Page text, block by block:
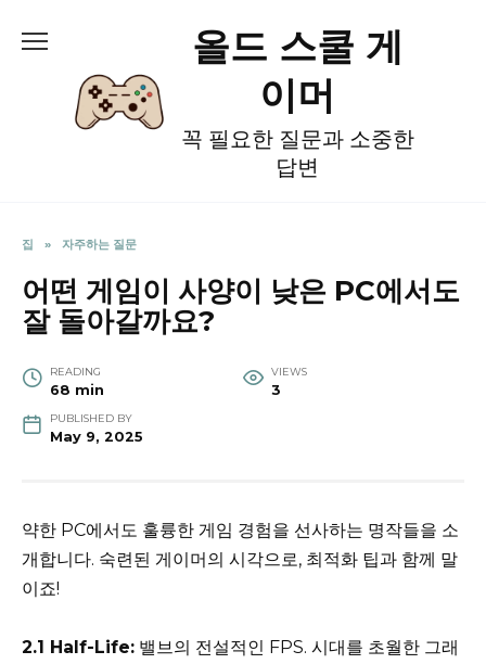
올드 스쿨 게
이머
꼭 필요한 질문과 소중한
답변
집 » 자주하는 질문
어떤 게임이 사양이 낮은 PC에서도
잘 돌아갈까요?
READING
68 min
VIEWS
3
PUBLISHED BY
May 9, 2025
약한 PC에서도 훌륭한 게임 경험을 선사하는 명작들을 소
개합니다. 숙련된 게이머의 시각으로, 최적화 팁과 함께 말
이죠!
2.1 Half-Life: 밸브의 전설적인 FPS. 시대를 초월한 그래